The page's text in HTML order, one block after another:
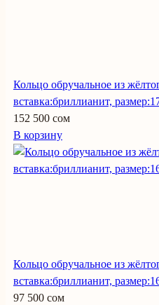
Кольцо обручальное из
вставка:бриллианит,
152 500 сом
В корзину
Кольцо обручальное из
вставка:бриллианит,
97 500 сом